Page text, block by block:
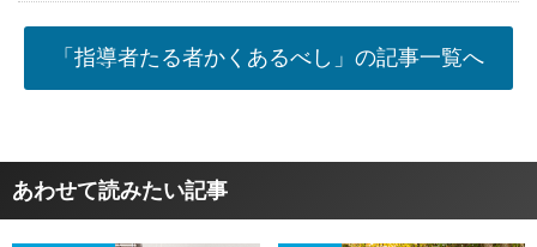
「指導者たる者かくあるべし」の記事一覧へ
あわせて読みたい記事